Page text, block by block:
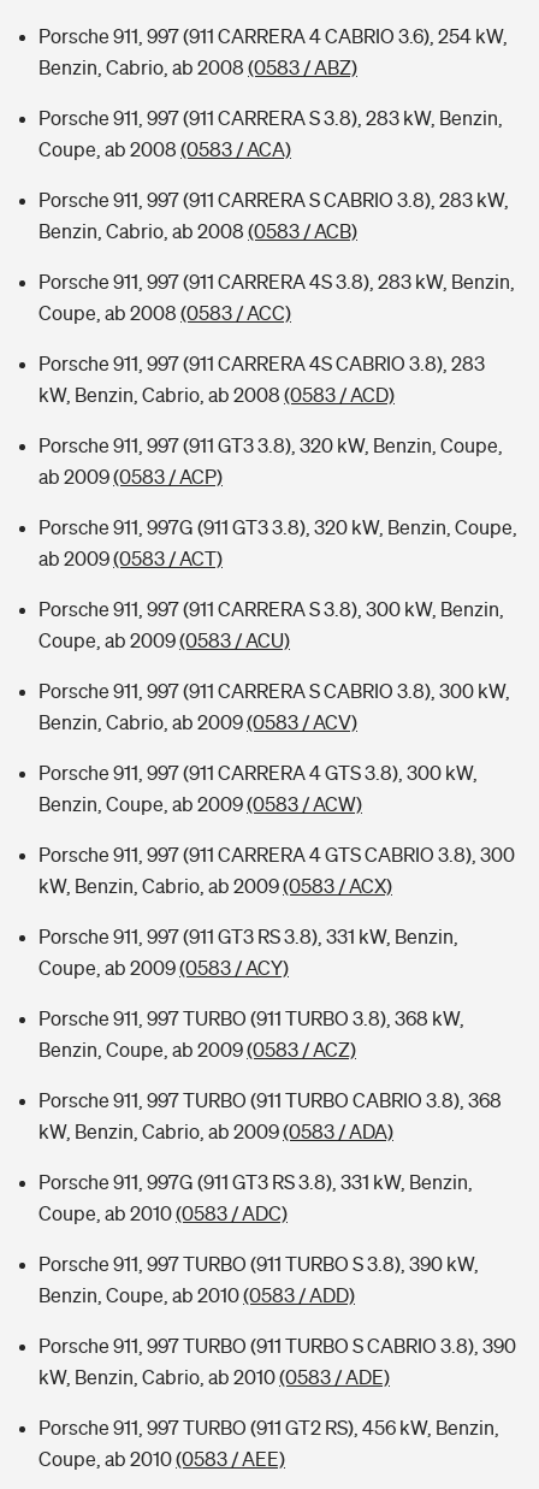
Porsche 911, 997 (911 CARRERA 4 CABRIO 3.6), 254 kW,
Benzin, Cabrio, ab 2008 (0583 / ABZ)
Porsche 911, 997 (911 CARRERA S 3.8), 283 kW, Benzin,
Coupe, ab 2008 (0583 / ACA)
Porsche 911, 997 (911 CARRERA S CABRIO 3.8), 283 kW,
Benzin, Cabrio, ab 2008 (0583 / ACB)
Porsche 911, 997 (911 CARRERA 4S 3.8), 283 kW, Benzin,
Coupe, ab 2008 (0583 / ACC)
Porsche 911, 997 (911 CARRERA 4S CABRIO 3.8), 283
kW, Benzin, Cabrio, ab 2008 (0583 / ACD)
Porsche 911, 997 (911 GT3 3.8), 320 kW, Benzin, Coupe,
ab 2009(0583 / ACP)
Porsche 911, 997G (911 GT3 3.8), 320 kW, Benzin, Coupe,
ab 2009(0583 / ACT)
Porsche 911, 997 (911 CARRERA S 3.8), 300 kW, Benzin,
Coupe, ab 2009(0583 / ACU)
Porsche 911, 997 (911 CARRERA S CABRIO 3.8), 300 kW,
Benzin, Cabrio, ab 2009(0583 / ACV)
Porsche 911, 997 (911 CARRERA 4 GTS 3.8), 300 kW,
Benzin, Coupe, ab 2009(0583 / ACW)
Porsche 911, 997 (911 CARRERA 4 GTS CABRIO 3.8), 300
kW, Benzin, Cabrio, ab 2009(0583 / ACX)
Porsche 911, 997 (911 GT3 RS 3.8), 331 kW, Benzin,
Coupe, ab 2009(0583 / ACY)
Porsche 911, 997 TURBO (911 TURBO 3.8), 368 kW,
Benzin, Coupe, ab 2009(0583 / ACZ)
Porsche 911, 997 TURBO (911 TURBO CABRIO 3.8), 368
kW, Benzin, Cabrio, ab 2009(0583 / ADA)
Porsche 911, 997G (911 GT3 RS 3.8), 331 kW, Benzin,
Coupe, ab 2010(0583 / ADC)
Porsche 911, 997 TURBO (911 TURBO S 3.8), 390 kW,
Benzin, Coupe, ab 2010(0583 / ADD)
Porsche 911, 997 TURBO (911 TURBO S CABRIO 3.8), 390
kW, Benzin, Cabrio, ab 2010(0583 / ADE)
Porsche 911, 997 TURBO (911 GT2 RS), 456 kW, Benzin,
Coupe, ab 2010(0583 / AEE)